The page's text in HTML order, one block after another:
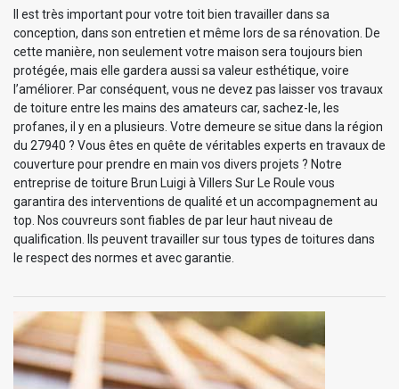
Il est très important pour votre toit bien travailler dans sa
conception, dans son entretien et même lors de sa rénovation. De
cette manière, non seulement votre maison sera toujours bien
protégée, mais elle gardera aussi sa valeur esthétique, voire
l’améliorer. Par conséquent, vous ne devez pas laisser vos travaux
de toiture entre les mains des amateurs car, sachez-le, les
profanes, il y en a plusieurs. Votre demeure se situe dans la région
du 27940 ? Vous êtes en quête de véritables experts en travaux de
couverture pour prendre en main vos divers projets ? Notre
entreprise de toiture Brun Luigi à Villers Sur Le Roule vous
garantira des interventions de qualité et un accompagnement au
top. Nos couvreurs sont fiables de par leur haut niveau de
qualification. Ils peuvent travailler sur tous types de toitures dans
le respect des normes et avec garantie.